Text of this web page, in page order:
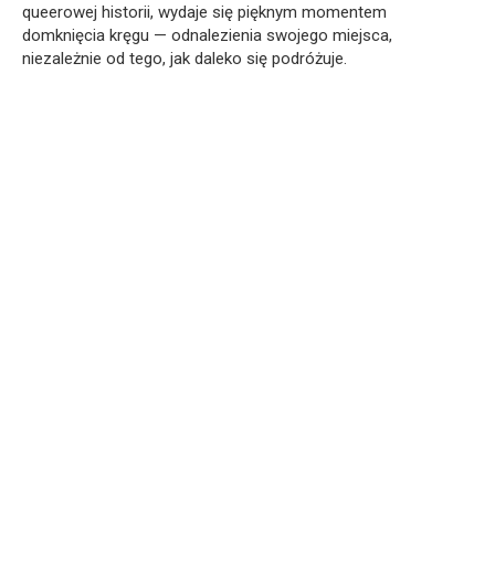
queerowej historii, wydaje się pięknym momentem
domknięcia kręgu — odnalezienia swojego miejsca,
niezależnie od tego, jak daleko się podróżuje.